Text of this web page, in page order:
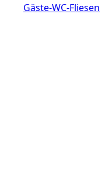
Gäste-WC-Fliesen